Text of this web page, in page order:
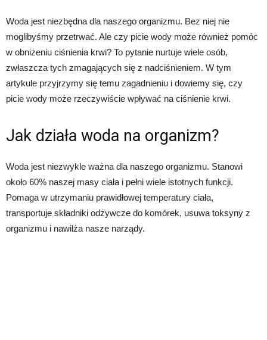
Woda jest niezbędna dla naszego organizmu. Bez niej nie
moglibyśmy przetrwać. Ale czy picie wody może również pomóc
w obniżeniu ciśnienia krwi? To pytanie nurtuje wiele osób,
zwłaszcza tych zmagających się z nadciśnieniem. W tym
artykule przyjrzymy się temu zagadnieniu i dowiemy się, czy
picie wody może rzeczywiście wpływać na ciśnienie krwi.
Jak działa woda na organizm?
Woda jest niezwykle ważna dla naszego organizmu. Stanowi
około 60% naszej masy ciała i pełni wiele istotnych funkcji.
Pomaga w utrzymaniu prawidłowej temperatury ciała,
transportuje składniki odżywcze do komórek, usuwa toksyny z
organizmu i nawilża nasze narządy.